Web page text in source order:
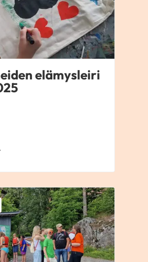
elämysleiri